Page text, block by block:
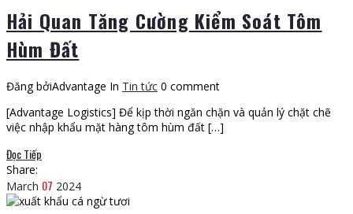
Hải Quan Tăng Cường Kiểm Soát Tôm
Hùm Đất
Đăng bởiAdvantage In Tin tức 0 comment
[Advantage Logistics] Để kịp thời ngăn chặn và quản lý chặt chẽ
việc nhập khẩu mặt hàng tôm hùm đất […]
Đọc Tiếp
Share:
March 07 2024